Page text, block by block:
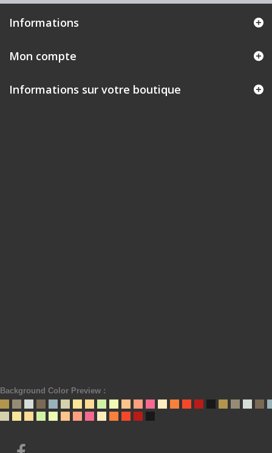
Informations
Mon compte
Informations sur votre boutique
Background Color Preview :